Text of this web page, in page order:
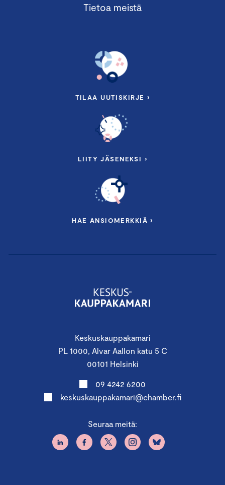
Keskuskauppakamari
PL 1000, Alvar Aallon katu 5 C
00101 Helsinki
09 4242 6200
keskuskauppakamari@chamber.fi
Seuraa meitä:
Tietoa meistä
TILAA UUTISKIRJE ›
LIITY JÄSENEKSI ›
HAE ANSIOMERKKIÄ ›